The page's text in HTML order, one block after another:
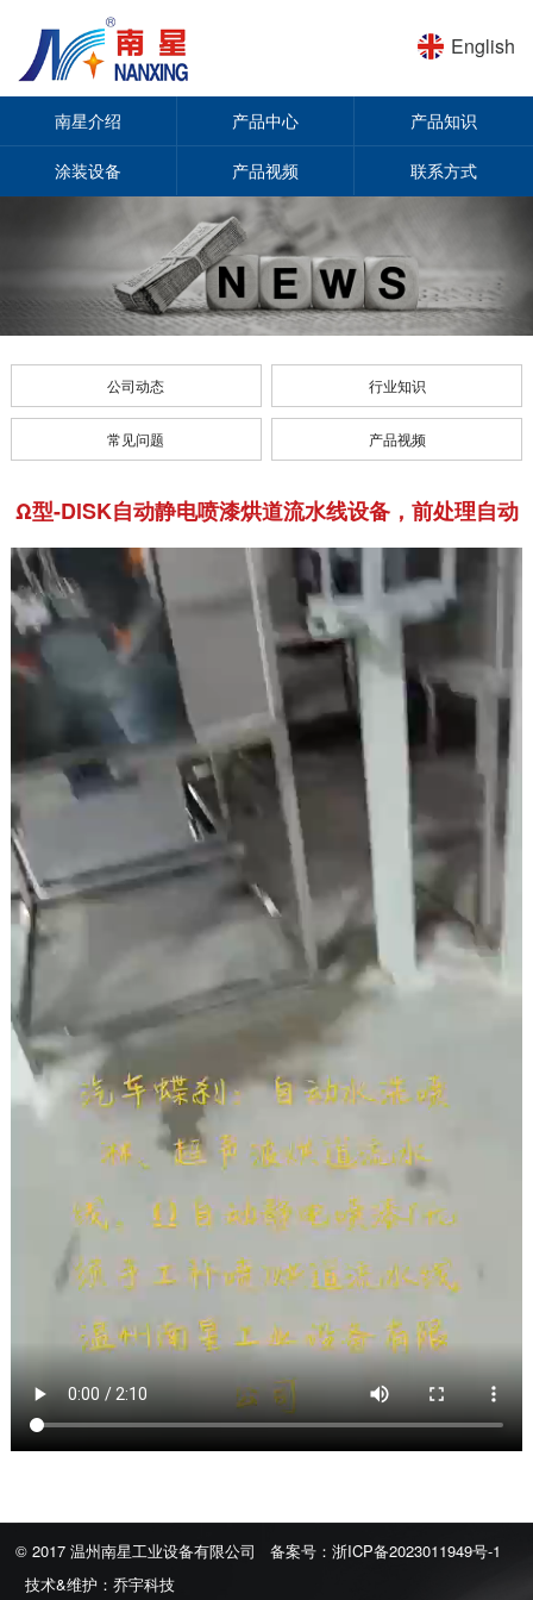
English
南星介绍 产品中心 产品知识
涂装设备 产品视频 联系方式
公司动态 行业知识
常见问题 产品视频
Ω型-DlSK自动静电喷漆烘道流水线设备，前处理自动
水洗喷淋、超声波烘道流水线。
© 2017 温州南星工业设备有限公司 备案号：浙ICP备2023011949号-1
技术&维护：乔宇科技